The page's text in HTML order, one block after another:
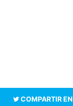
COMPARTIR EN